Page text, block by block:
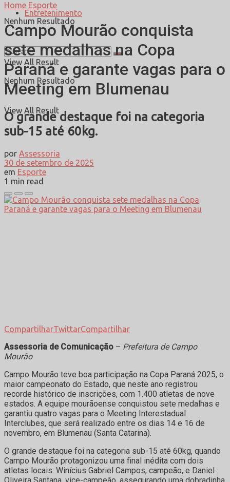
Entretenimento
Nenhum Resultado
View All Result
Nenhum Resultado
View All Result
Home Esporte
Campo Mourão conquista
sete medalhas na Copa
Paraná e garante vagas para o
Meeting em Blumenau
O grande destaque foi na categoria
sub-15 até 60kg.
por Assessoria
30 de setembro de 2025
em Esporte
1 min read
CompartilharTwittarCompartilhar
Assessoria de Comunicação – Prefeitura de Campo
Mourão
Campo Mourão teve boa participação na Copa Paraná 2025, o
maior campeonato do Estado, que neste ano registrou
recorde histórico de inscrições, com 1.400 atletas de nove
estados. A equipe mourãoense conquistou sete medalhas e
garantiu quatro vagas para o Meeting Interestadual
Interclubes, que será realizado entre os dias 14 e 16 de
novembro, em Blumenau (Santa Catarina).
O grande destaque foi na categoria sub-15 até 60kg, quando
Campo Mourão protagonizou uma final inédita com dois
atletas locais: Winícius Gabriel Campos, campeão, e Daniel